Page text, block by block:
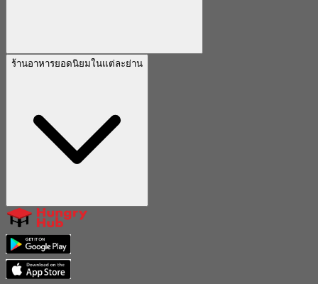
ร้านอาหารยอดนิยมในแต่ละย่าน